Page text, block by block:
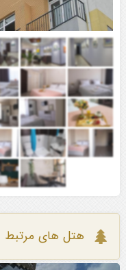
هتل های مرتبط